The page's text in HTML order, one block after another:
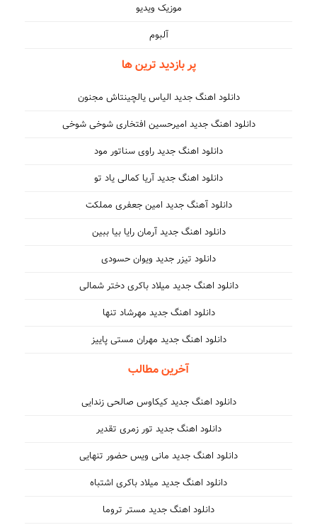
موزیک ویدیو
آلبوم
پر بازدید ترین ها
دانلود اهنگ جدید الیاس یالچینتاش مجنون
دانلود اهنگ جدید امیرحسین افتخاری شوخی شوخی
دانلود اهنگ جدید راوی سناتور مود
دانلود اهنگ جدید آریا کمالی یاد تو
دانلود آهنگ جدید امین جعفری مملکت
دانلود اهنگ جدید آرمان رایا بیا ببین
دانلود تیزر جدید ویوان حسودی
دانلود اهنگ جدید میلاد باکری دختر شمالی
دانلود اهنگ جدید مهرشاد تنها
دانلود اهنگ جدید مهران مستی پاییز
آخرین مطالب
دانلود اهنگ جدید کیکاوس صالحی زندایی
دانلود اهنگ جدید تور زمری تقدیر
دانلود اهنگ جدید مانی ویس حضور تنهایی
دانلود اهنگ جدید میلاد باکری اشتباه
دانلود اهنگ جدید مستر تروما